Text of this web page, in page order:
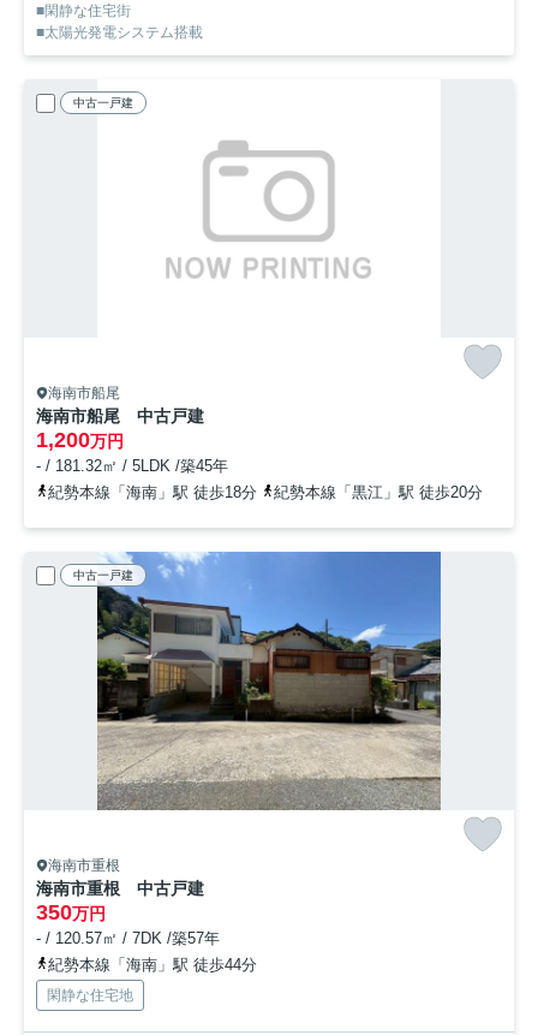
■閑静な住宅街
■太陽光発電システム搭載
中古一戸建
海南市船尾
海南市船尾 中古戸建
1,200万円
- / 181.32㎡ / 5LDK /築45年
紀勢本線「海南」駅 徒歩18分
紀勢本線「黒江」駅 徒歩20分
中古一戸建
海南市重根
海南市重根 中古戸建
350万円
- / 120.57㎡ / 7DK /築57年
紀勢本線「海南」駅 徒歩44分
閑静な住宅地